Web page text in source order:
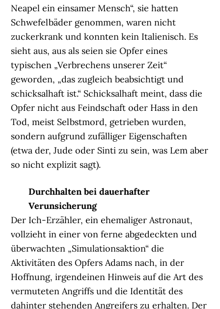
Neapel ein einsamer Mensch“, sie hatten
Schwefelbäder genommen, waren nicht
zuckerkrank und konnten kein Italienisch. Es
sieht aus, aus als seien sie Opfer eines
typischen „Verbrechens unserer Zeit“
geworden, „das zugleich beabsichtigt und
schicksalhaft ist.“ Schicksalhaft meint, dass die
Opfer nicht aus Feindschaft oder Hass in den
Tod, meist Selbstmord, getrieben wurden,
sondern aufgrund zufälliger Eigenschaften
(etwa der, Jude oder Sinti zu sein, was Lem aber
so nicht explizit sagt).
Durchhalten bei dauerhafter
Verunsicherung
Der Ich-Erzähler, ein ehemaliger Astronaut,
vollzieht in einer von ferne abgedeckten und
überwachten „Simulationsaktion“ die
Aktivitäten des Opfers Adams nach, in der
Hoffnung, irgendeinen Hinweis auf die Art des
vermuteten Angriffs und die Identität des
dahinter stehenden Angreifers zu erhalten. Der